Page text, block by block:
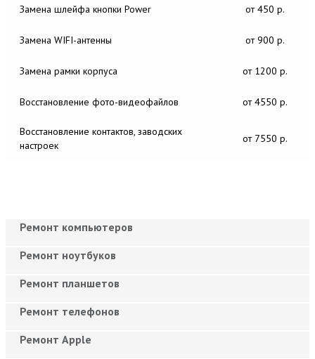
Замена шлейфа кнопки Power от 450 р.
Замена WIFI-антенны от 900 р.
Замена рамки корпуса от 1200 р.
Восстановление фото-видеофайлов от 4550 р.
Восстановление контактов, заводских
настроек
от 7550 р.
Ремонт компьютеров
Ремонт ноутбуков
Ремонт планшетов
Ремонт телефонов
Ремонт Apple